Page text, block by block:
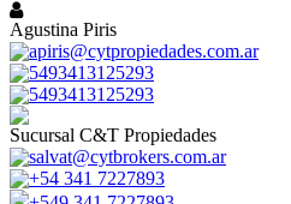
Agustina Piris
apiris@cytpropiedades.com.ar
5493413125293
5493413125293
Sucursal C&T Propiedades
salvat@cytbrokers.com.ar
+54 341 7227893